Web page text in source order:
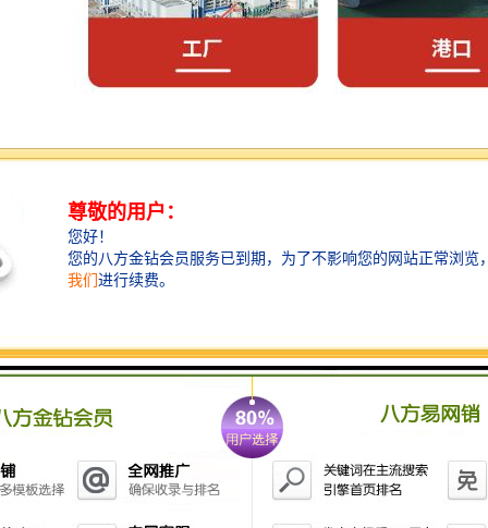
所谓"雨污分流"，指的是让城市污水和雨水，进入不同
的管道，分流进入污水处理场所。这样做的好处在于，
在某种程度上可以快速地让城市雨后积水可以迅速排
出，另一方面是可让居民生活污水集中收集处理。